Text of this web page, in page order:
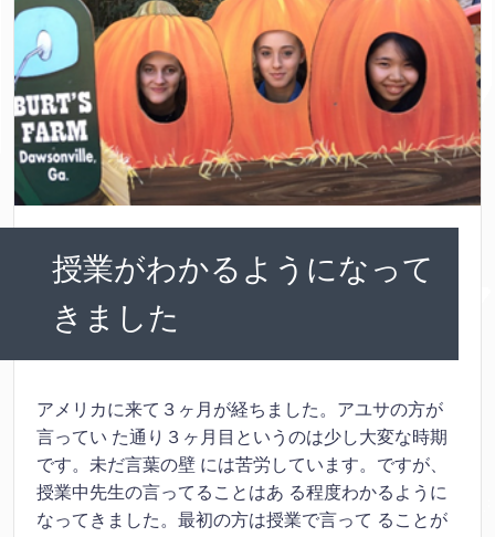
授業がわかるようになって
きました
アメリカに来て３ヶ月が経ちました。アユサの方が
言ってい た通り３ヶ月目というのは少し大変な時期
です。未だ言葉の壁 には苦労しています。ですが、
授業中先生の言ってることはあ る程度わかるように
なってきました。最初の方は授業で言って ることが